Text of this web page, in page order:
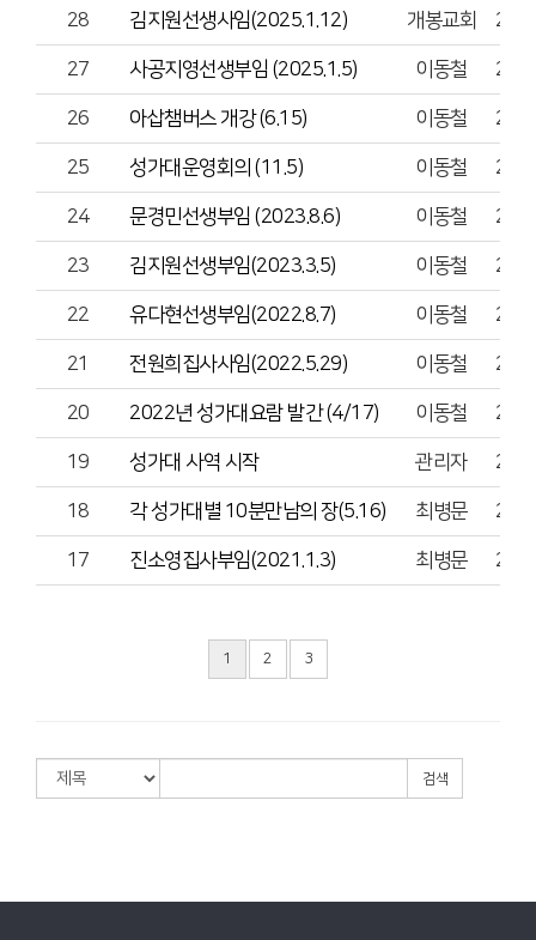
28 김지원선생사임(2025.1.12) 개봉교회
27 사공지영선생부임 (2025.1.5) 이동철
26 아삽챔버스 개강 (6.15) 이동철
25 성가대운영회의 (11.5) 이동철
24 문경민선생부임 (2023.8.6) 이동철
23 김지원선생부임(2023.3.5) 이동철
22 유다현선생부임(2022.8.7) 이동철
21 전원희집사사임(2022.5.29) 이동철
20 2022년 성가대요람 발간 (4/17) 이동철
19 성가대 사역 시작 관리자
18 각 성가대별 10분만남의 장(5.16) 최병문
17 진소영집사부임(2021.1.3) 최병문
1 2 3
검색